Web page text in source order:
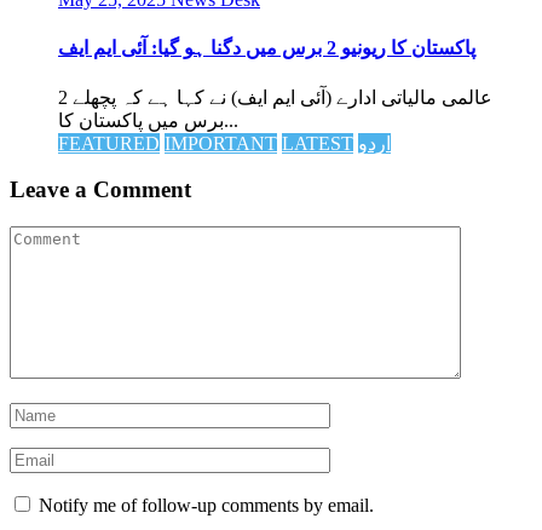
پاکستان کا ریونیو 2 برس میں دگنا ہو گیا: آئی ایم ایف
عالمی مالیاتی ادارے (آئی ایم ایف) نے کہا ہے کہ پچھلے 2
برس میں پاکستان کا...
FEATURED IMPORTANT LATEST اردو
Leave a Comment
Notify me of follow-up comments by email.